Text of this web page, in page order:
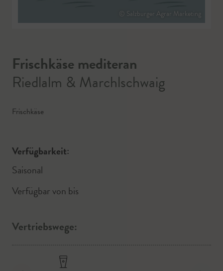
© Salzburger Agrar Marketing
Frischkäse mediteran
Riedlalm & Marchlschwaig
Frischkäse
Verfügbarkeit:
Saisonal
Verfügbar von bis
Vertriebswege: